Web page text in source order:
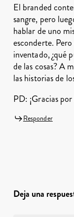
El branded
sangre, pero
hablar de uno
esconderte.
inventado, ¿qué
de las cosas? A
las historias de
PD: ¡Gracias
Responder
Deja una